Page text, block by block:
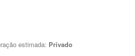
estimada: Privado